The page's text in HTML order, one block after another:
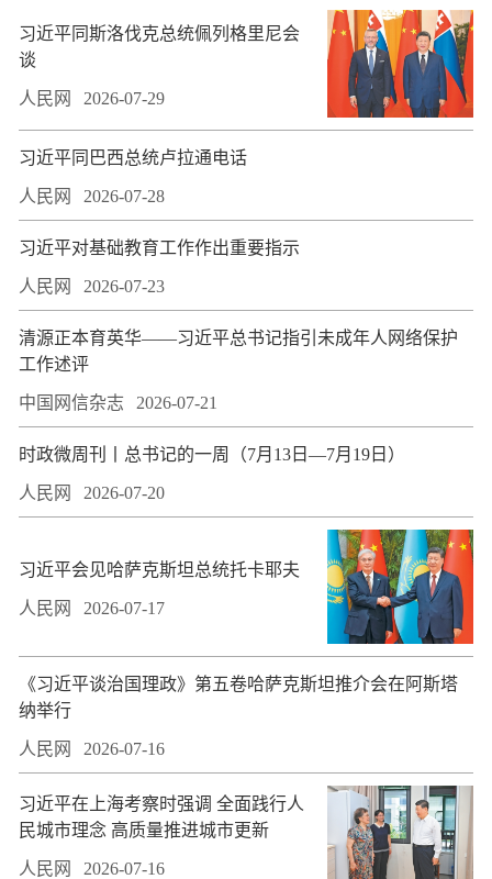
习近平同斯洛伐克总统佩列格里尼会
谈
人民网 2026-07-29
习近平同巴西总统卢拉通电话
人民网 2026-07-28
习近平对基础教育工作作出重要指示
人民网 2026-07-23
​清源正本育英华——习近平总书记指引未成年人网络保护
工作述评
中国网信杂志 2026-07-21
时政微周刊丨总书记的一周（7月13日—7月19日）
人民网 2026-07-20
习近平会见哈萨克斯坦总统托卡耶夫
人民网 2026-07-17
​《习近平谈治国理政》第五卷哈萨克斯坦推介会在阿斯塔
纳举行
人民网 2026-07-16
习近平在上海考察时强调 全面践行人
民城市理念 高质量推进城市更新
人民网 2026-07-16